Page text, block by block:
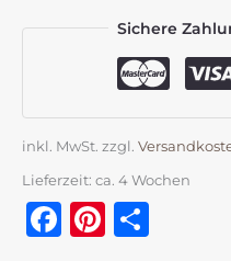
Sichere
inkl. MwSt. zzgl.
Lieferzeit: ca. 4 Wochen
Facebook